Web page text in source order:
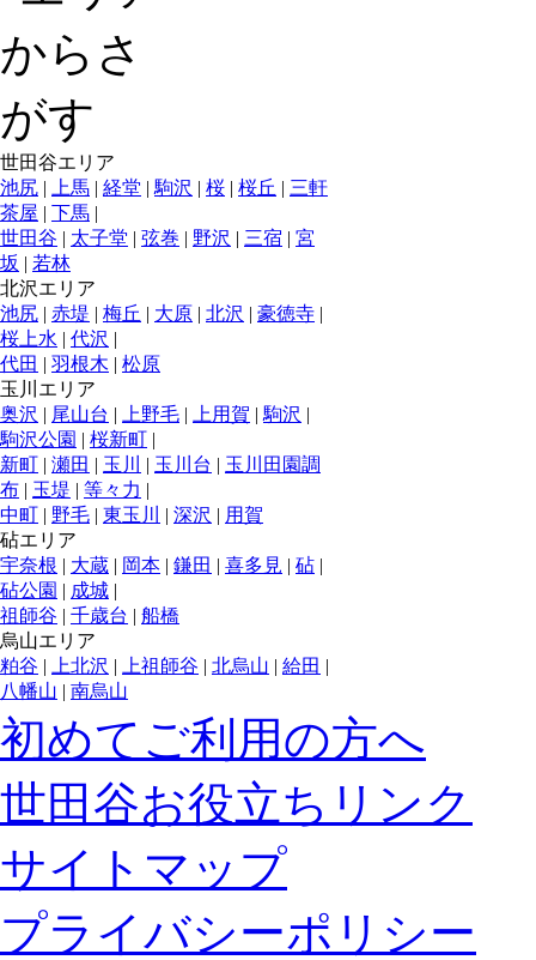
世田谷エリア
池尻 | 上馬 | 経堂 | 駒沢 | 桜 | 桜丘 | 三軒
茶屋 | 下馬 |
世田谷 | 太子堂 | 弦巻 | 野沢 | 三宿 | 宮
坂 | 若林
北沢エリア
池尻 | 赤堤 | 梅丘 | 大原 | 北沢 | 豪徳寺 |
桜上水 | 代沢 |
代田 | 羽根木 | 松原
玉川エリア
奥沢 | 尾山台 | 上野毛 | 上用賀 | 駒沢 |
駒沢公園 | 桜新町 |
新町 | 瀬田 | 玉川 | 玉川台 | 玉川田園調
布 | 玉堤 | 等々力 |
中町 | 野毛 | 東玉川 | 深沢 | 用賀
砧エリア
宇奈根 | 大蔵 | 岡本 | 鎌田 | 喜多見 | 砧 |
砧公園 | 成城 |
祖師谷 | 千歳台 | 船橋
烏山エリア
粕谷 | 上北沢 | 上祖師谷 | 北烏山 | 給田 |
八幡山 | 南烏山
初めてご利用の方へ
世田谷お役立ちリンク
サイトマップ
プライバシーポリシー